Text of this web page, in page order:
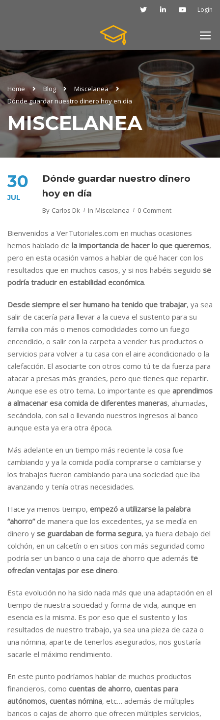
Login
Home Blog
Miscelanea
Dónde guardar nuestro dinero hoy en día
MISCELANEA
30
JUL
Dónde guardar nuestro dinero
hoy en día
By Carlos Dk In Miscelanea 0 Comment
Bienvenidos a VerTutoriales.com en muchas ocasiones
hemos hablado de la importancia de hacer lo que queremos,
pero en esta ocasión vamos a hablar de qué hacer con los
resultados que en muchos casos, y si nos habéis seguido se
podría traducir en estabilidad económica.
Desde siempre el ser humano ha tenido que trabajar, ya sea
salir de cacería para llevar a la cueva el sustento para su
familia con más o menos comodidades como un fuego
encendido, o salir con la carpeta a vender tus productos o
servicios para volver a tu casa con el aire acondicionado o la
calefacción. El asociarte con otros como tú te da fuerza para
atacar a presas más grandes, pero que tienes que repartir.
Aunque ese es otro tema. Lo importante es que aprendimos
a almacenar esa comida de diferentes maneras, ahumadas,
secándola, con sal o llevando nuestros ingresos al banco
aunque esta ya era otra época.
Más adelante en un tiempo más reciente la cosa fue
cambiando y ya la comida podía comprarse o cambiarse y
los trabajos fueron cambiando para una sociedad que iba
avanzando y tenía otras necesidades.
Hace ya menos tiempo, empezó a utilizarse la palabra
“ahorro”de manera que los excedentes, ya se medía en
dinero y se guardaban de forma segura, ya fuera debajo del
colchón, en un calcetín o en sitios con más seguridad como
podría ser un banco o una caja de ahorro que además te
ofrecían ventajas por ese dinero.
Esta evolución no ha sido nada más que una adaptación en el
tiempo de nuestra sociedad y forma de vida, aunque en
esencia es la misma. Es por eso que el sustento y los
resultados de nuestro trabajo, ya sea una pieza de caza o
una nómina, aparte de tenerlos asegurados, nos gustaría
sacarle el máximo rendimiento.
En este punto podríamos hablar de muchos productos
financieros, como cuentas de ahorro, cuentas para
autónomos, cuentas nómina, etc… además de múltiples
bancos o cajas de ahorro que ofrecen múltiples servicios,